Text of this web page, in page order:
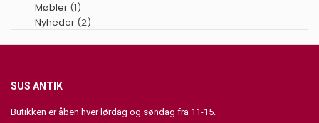
Møbler (1)
Nyheder (2)
SUS ANTIK
Butikken er åben hver lørdag og søndag fra 11-15.